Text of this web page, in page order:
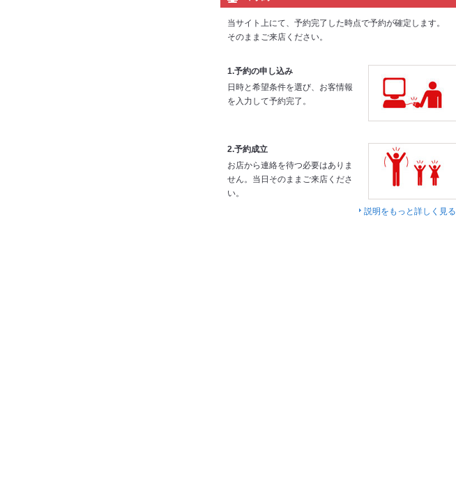
当サイト上にて、予約完了した時点で予約が確定します。
そのままご来店ください。
1.予約の申し込み
日時と希望条件を選び、お客情報
を入力して予約完了。
2.予約成立
お店から連絡を待つ必要はありま
せん。当日そのままご来店くださ
い。
説明をもっと詳しく見る